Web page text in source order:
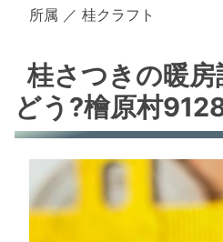
所属 ／ 桂クラフト
桂さつきの暖
どう?檜原村